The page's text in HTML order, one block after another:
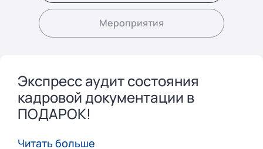
Мероприятия
Экспресс аудит состояния
кадровой документации в
ПОДАРОК!
Читать больше